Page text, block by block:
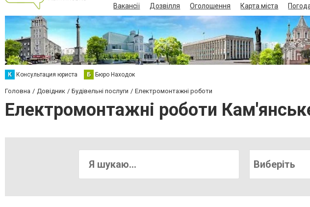
Вакансії Дозвілля Оголошення Карта міста
К Консультация юриста Б Бюро Находок
Головна Довідник Будівельні послуги Електромонтажні роботи
Електромонтажні роботи
Виберіть